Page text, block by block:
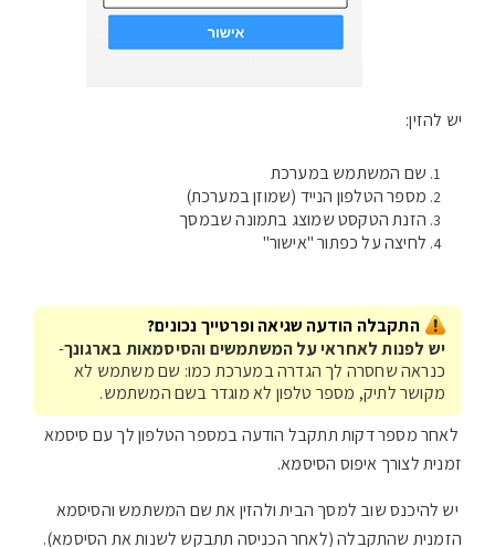
יש להזין:
שם המשתמש במערכת
מספר הטלפון הנייד (שמוזן במערכת)
הזנת הטקסט שמוצג בתמונה שבמסך
לחיצה על כפתור "אישור"
התקבלה הודעה שגיאה ופרטייך נכונים?
יש לפנות לאחראי על המשתמשים והסיסמאות בארגונך-
כנראה שחסרה לך הגדרה במערכת כמו: שם משתמש לא
מקושר לתיק, מספר טלפון לא מוגדר בשם המשתמש.
לאחר מספר דקות תתקבל הודעה במספר הטלפון לך עם סיסמא
זמנית לצורך איפוס הסיסמא.
יש להיכנס שוב למסך הבית ולהזין את שם המשתמש והסיסמא
הזמנית שהתקבלה (לאחר הכניסה תתבקש לשנות את הסיסמא).